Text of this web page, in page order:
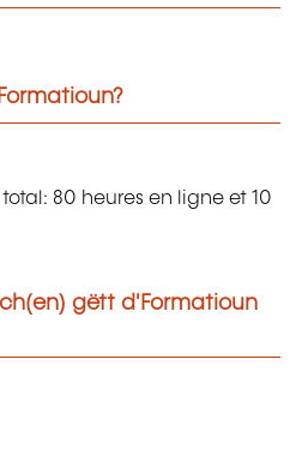
80 heures en ligne et 10
gëtt d'Formatioun